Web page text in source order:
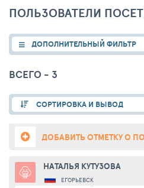
ПОЛЬЗОВАТЕЛИ
ДОПОЛНИТЕЛЬНЫЙ ФИЛЬТР
ВСЕГО - 3
СОРТИРОВКА И ВЫВОД
ДОБАВИТЬ ОТМЕТКУ О
НАТАЛЬЯ КУТУЗОВА
ЕГОРЬЕВСК